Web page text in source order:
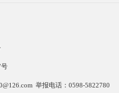
号
举报电话：0598-5822780